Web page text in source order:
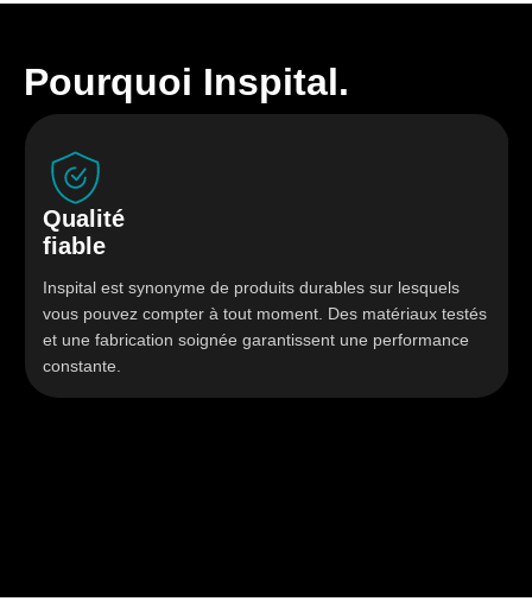
Pourquoi Inspital.
Qualité
fiable
Inspital est synonyme de produits durables sur lesquels
vous pouvez compter à tout moment. Des matériaux testés
et une fabrication soignée garantissent une performance
constante.